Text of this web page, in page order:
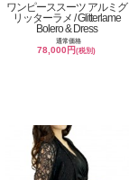
ワンピーススーツ アルミグ
リッターラメ / Glitterlame
Bolero & Dress
通常価格
78,000円(税別)